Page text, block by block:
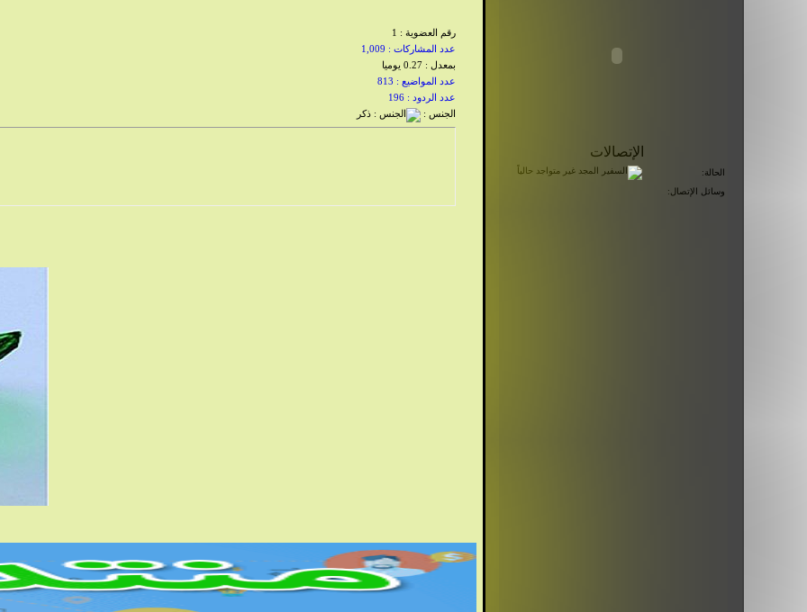
الإتصالات
الحالة:
وسائل الإتصال:
رقم العضوية : 1
عدد المشاركات : 1,009
بمعدل : 0.27 يوميا
عدد المواضيع : 813
عدد الردود : 196
الجنس :